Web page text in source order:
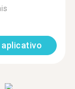
aplicativo